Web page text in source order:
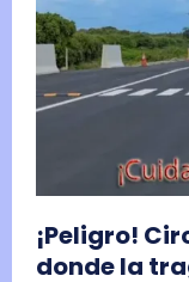
¡Peligro!
donde la